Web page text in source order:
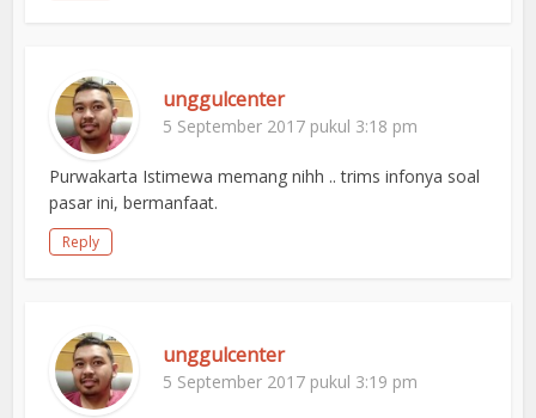
unggulcenter
5 September 2017 pukul 3:18 pm
Purwakarta Istimewa memang nihh .. trims infonya soal
pasar ini, bermanfaat.
Reply
unggulcenter
5 September 2017 pukul 3:19 pm